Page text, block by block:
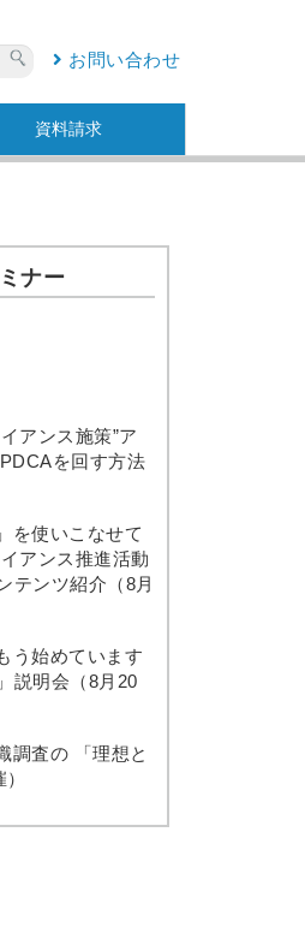
お問い合わせ
資料請求
ナー
アンス施策”ア
を回す方法
を使いこなせて
アンス推進活動
テンツ紹介（8月
う始めています
説明会（8月20
調査の 「理想と